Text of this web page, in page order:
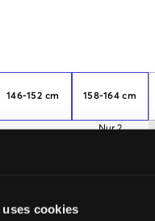
cookies
146-152 cm 158-164 cm
Nur 2
Perfekt